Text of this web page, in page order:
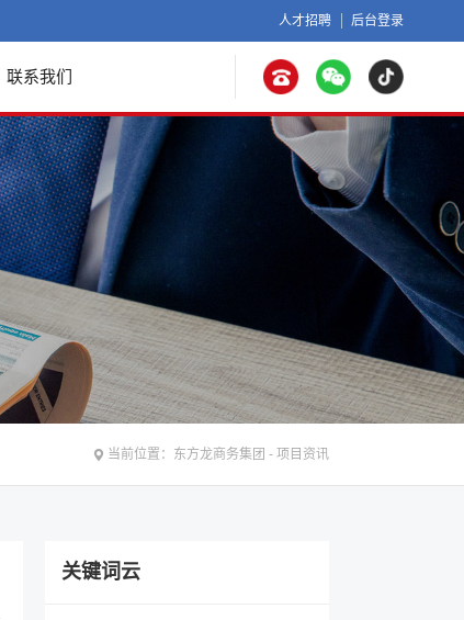
人才招聘 后台登录
联系我们
当前位置： 东方龙商务集团 -项目资讯
关键词云